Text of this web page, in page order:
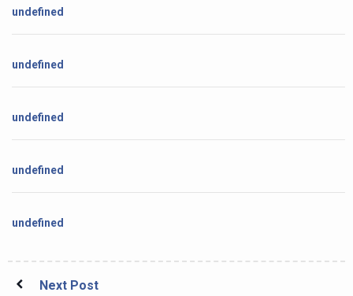
undefined
undefined
undefined
undefined
undefined
Next Post